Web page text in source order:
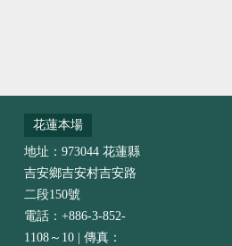
花蓮本場
地址：973044 花蓮縣
吉安鄉吉安村吉安路
二段150號
電話：+886-3-852-
1108～10 | 傳真：